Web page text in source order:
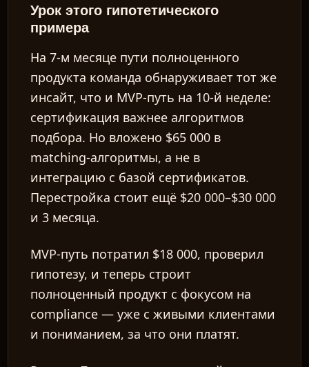
Урок этого гипотетического
примера
На 7-м месяце пути полноценного
продукта команда обнаруживает тот же
инсайт, что и MVP-путь на 10-й неделе:
сертификация важнее алгоритмов
подбора. Но вложено $65 000 в
matching-алгоритмы, а не в
интеграцию с базой сертификатов.
Перестройка стоит ещё $20 000–$30 000
и 3 месяца.
MVP-путь потратил $18 000, проверил
гипотезу, и теперь строит
полноценный продукт с фокусом на
compliance — уже с живыми клиентами
и пониманием, за что они платят.